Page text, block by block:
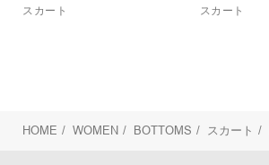
スカート スカート
HOME / WOMEN / BOTTOMS / スカート /